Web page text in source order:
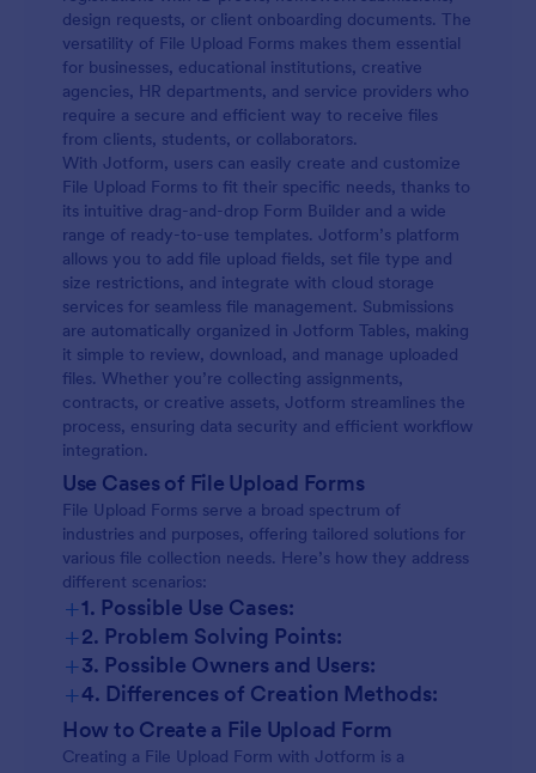
design requests, or client onboarding documents. The
versatility of File Upload Forms makes them essential
for businesses, educational institutions, creative
agencies, HR departments, and service providers who
require a secure and efficient way to receive files
from clients, students, or collaborators.
With Jotform, users can easily create and customize
File Upload Forms to fit their specific needs, thanks to
its intuitive drag-and-drop Form Builder and a wide
range of ready-to-use templates. Jotform’s platform
allows you to add file upload fields, set file type and
size restrictions, and integrate with cloud storage
services for seamless file management. Submissions
are automatically organized in Jotform Tables, making
it simple to review, download, and manage uploaded
files. Whether you’re collecting assignments,
contracts, or creative assets, Jotform streamlines the
process, ensuring data security and efficient workflow
integration.
Use Cases of File Upload Forms
File Upload Forms serve a broad spectrum of
industries and purposes, offering tailored solutions for
various file collection needs. Here’s how they address
different scenarios:
+1. Possible Use Cases:
Job Applications:
Event Registrations:
Client Onboarding:
+2. Problem Solving Points:
+3. Possible Owners and Users:
+4. Differences of Creation Methods:
Job Application Forms:
How to Create a File Upload Form
Creating a File Upload Form with Jotform is a